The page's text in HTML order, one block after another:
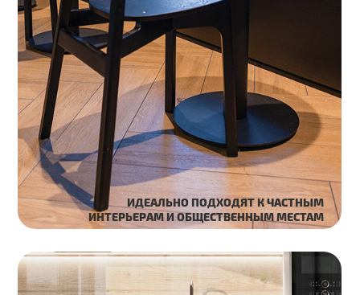
НАТУРАЛЬНОЕ ДЕРЕВО
ПРИМЕРЫ ОТДЕЛКИ ДЕРЕВА
Мы можем изготовить для вас мебель
практически в любом цвете. При необходимости,
вы можете приобрестиполный комплект выкрасов,
чтобы определиться, какой вариант отделки
подойдёт к интерьеру.